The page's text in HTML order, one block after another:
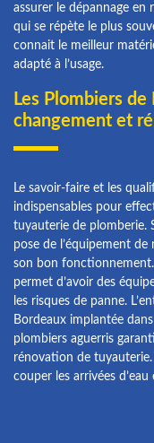
assurer le dépannage en
qui se répète le plus
connait le meilleur
adapté à l’usage.
Les Plombiers
changement et
Le savoir-faire et les
indispensables pour
tuyauterie de plomberie.
pose de l’équipement
son bon
permet d’avoir des
les risques de panne.
Bordeaux implantée
plombiers aguerris
rénovation de
couper les arrivées d’eau